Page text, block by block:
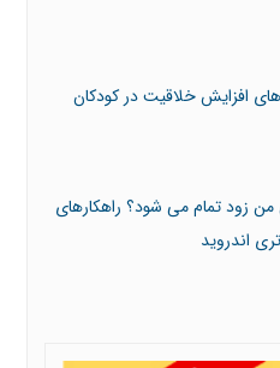
افزایش خلاقیت در کودکان
زود تمام می شود؟ راهکارهای
اندروید